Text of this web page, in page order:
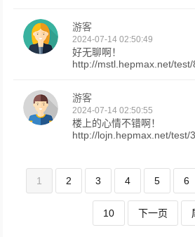
游客
2024-07-14 02:50:49
好无聊啊！
http://mstl.hepmax.net/
游客
2024-07-14 02:50:55
楼上的心情不错啊！
http://lojn.hepmax.net/test/
1 2 3 4 5 6
10 下一页